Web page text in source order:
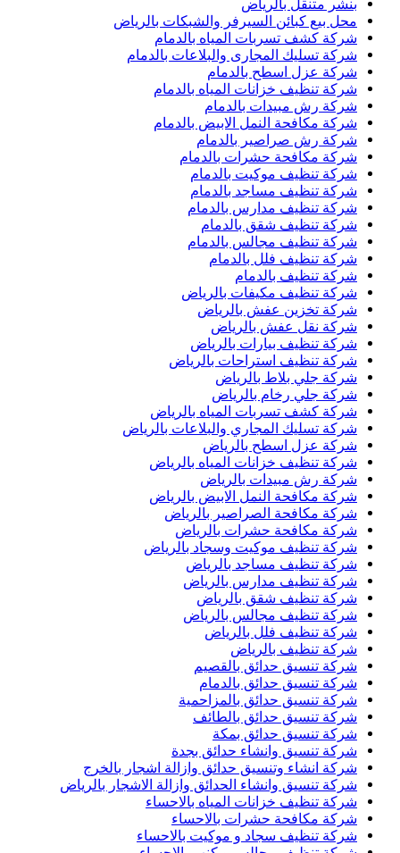
بنشر متنقل بالرياض
محل بيع كبائن السيرفر والشبكات بالرياض
شركة كشف تسربات المياه بالدمام
شركة تسليك المجارى والبلاعات بالدمام
شركة عزل اسطح بالدمام
شركة تنظيف خزانات المياه بالدمام
شركة رش مبيدات بالدمام
شركة مكافحة النمل الابيض بالدمام
شركة رش صراصير بالدمام
شركة مكافحة حشرات بالدمام
شركة تنظيف موكيت بالدمام
شركة تنظيف مساجد بالدمام
شركة تنظيف مدارس بالدمام
شركة تنظيف شقق بالدمام
شركة تنظيف مجالس بالدمام
شركة تنظيف فلل بالدمام
شركة تنظيف بالدمام
شركة تنظيف مكيفات بالرياض
شركة تخزين عفش بالرياض
شركة نقل عفش بالرياض
شركة تنظيف بيارات بالرياض
شركة تنظيف استراحات بالرياض
شركة جلي بلاط بالرياض
شركة جلي رخام بالرياض
شركة كشف تسربات المياه بالرياض
شركة تسليك المجاري والبلاعات بالرياض
شركة عزل اسطح بالرياض
شركة تنظيف خزانات المياه بالرياض
شركة رش مبيدات بالرياض
شركة مكافحة النمل الابيض بالرياض
شركة مكافحة الصراصير بالرياض
شركة مكافحة حشرات بالرياض
شركة تنظيف موكيت وسجاد بالرياض
شركة تنظيف مساجد بالرياض
شركة تنظيف مدارس بالرياض
شركة تنظيف شقق بالرياض
شركة تنظيف مجالس بالرياض
شركة تنظيف فلل بالرياض
شركة تنظيف بالرياض
شركة تنسيق حدائق بالقصيم
شركة تنسيق حدائق بالدمام
شركة تنسيق حدائق بالمزاحمية
شركة تنسيق حدائق بالطائف
شركة تنسيق حدائق بمكة
شركة تنسيق وانشاء حدائق بجدة
شركة انشاء وتنسيق حدائق وازالة اشجار بالخرج
شركة تنسيق وانشاء الحدائق وازالة الاشجار بالرياض
شركة تنظيف خزانات المياه بالاحساء
شركة مكافحة حشرات بالاحساء
شركة تنظيف سجاد و موكيت بالاحساء